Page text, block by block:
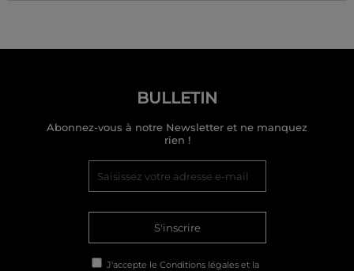
BULLETIN
Abonnez-vous à notre Newsletter et ne manquez
rien !
S'inscrire
J'accepte le Conditions légales et la